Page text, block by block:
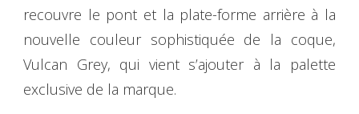
recouvre le pont et la plate-forme arrière à la
nouvelle couleur sophistiquée de la coque,
Vulcan Grey, qui vient s’ajouter à la palette
exclusive de la marque.